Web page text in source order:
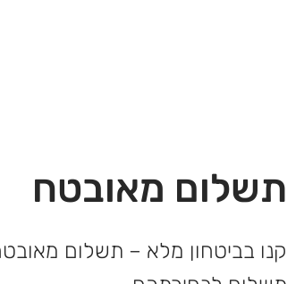
תשלום מאובטח
קנו בביטחון מלא – תשלום